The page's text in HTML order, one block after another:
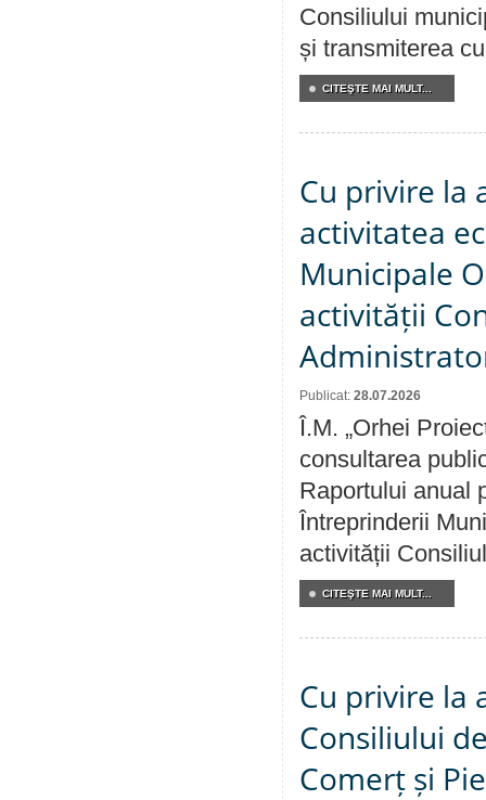
Consiliului
și transmiterea
CITEŞTE MAI MULT...
Cu privire la
activitatea
Municipale
activității
Publicat: 28.07.2026
Î.M. „Orhei
consultarea
Raportului anual
Întreprinderii
activității
CITEŞTE MAI MULT...
Cu privire la
Consiliului
Comerț și